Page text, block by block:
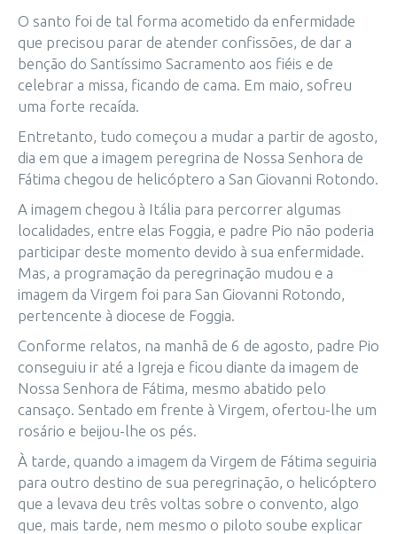
O santo foi de tal forma acometido da enfermidade
que precisou parar de atender confissões, de dar a
benção do Santíssimo Sacramento aos fiéis e de
celebrar a missa, ficando de cama. Em maio, sofreu
uma forte recaída.
Entretanto, tudo começou a mudar a partir de agosto,
dia em que a imagem peregrina de Nossa Senhora de
Fátima chegou de helicóptero a San Giovanni Rotondo.
A imagem chegou à Itália para percorrer algumas
localidades, entre elas Foggia, e padre Pio não poderia
participar deste momento devido à sua enfermidade.
Mas, a programação da peregrinação mudou e a
imagem da Virgem foi para San Giovanni Rotondo,
pertencente à diocese de Foggia.
Conforme relatos, na manhã de 6 de agosto, padre Pio
conseguiu ir até a Igreja e ficou diante da imagem de
Nossa Senhora de Fátima, mesmo abatido pelo
cansaço. Sentado em frente à Virgem, ofertou-lhe um
rosário e beijou-lhe os pés.
À tarde, quando a imagem da Virgem de Fátima seguiria
para outro destino de sua peregrinação, o helicóptero
que a levava deu três voltas sobre o convento, algo
que, mais tarde, nem mesmo o piloto soube explicar